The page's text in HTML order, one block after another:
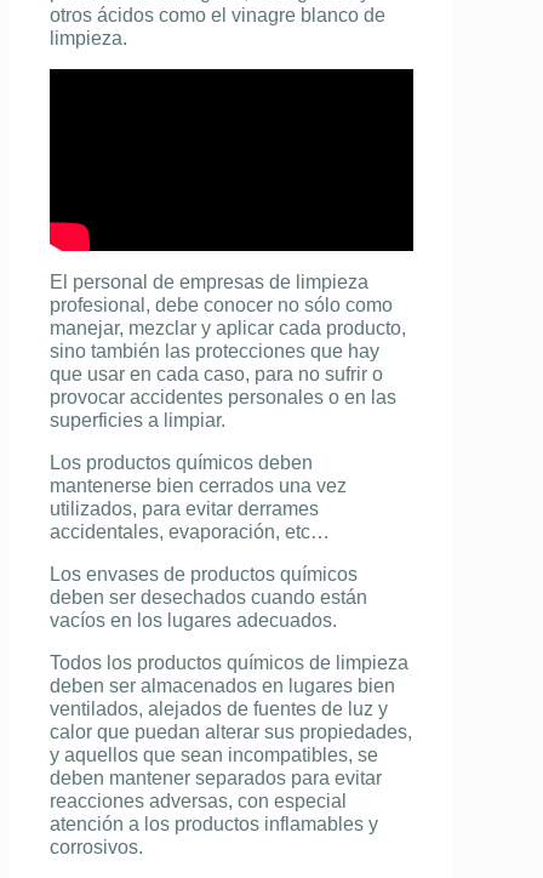
otros ácidos como el vinagre blanco de
limpieza.
El personal de empresas de limpieza
profesional , debe conocer no sólo como
manejar, mezclar y aplicar cada producto,
sino también las protecciones que hay
que usar en cada caso, para no sufrir o
provocar accidentes personales o en las
superficies a limpiar.
Los productos químicos deben
mantenerse bien cerrados una vez
utilizados, para evitar derrames
accidentales, evaporación, etc…
Los envases de productos químicos
deben ser desechados cuando están
vacíos en los lugares adecuados.
Todos los productos químicos de limpieza
deben ser almacenados en lugares bien
ventilados, alejados de fuentes de luz y
calor que puedan alterar sus propiedades,
y aquellos que sean incompatibles, se
deben mantener separados para evitar
reacciones adversas, con especial
atención a los productos inflamables y
corrosivos.